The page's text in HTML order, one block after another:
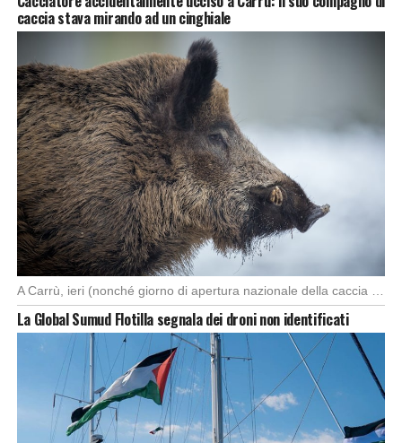
caccia stava mirando ad un cinghiale
La Global Sumud Flotilla segnala dei droni non identificati